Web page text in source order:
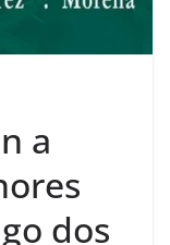
a
dos